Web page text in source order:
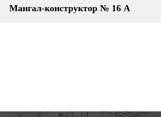
Мангал-конструктор № 16 А